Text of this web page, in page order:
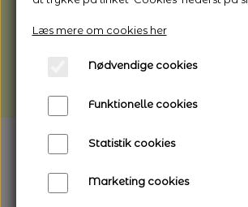
afhentning
Vi gør opmærksom på, at der
længere leveringstid
Læs mere om cookies her
Nødvendige cookies
Funktionelle cookies
Statistik cookies
Marketing cookies